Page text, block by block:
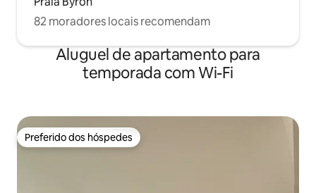
82 moradores locais recomendam
Aluguel de apartamento para
temporada com Wi-Fi
Preferido dos hóspedes
Preferido dos hóspedes